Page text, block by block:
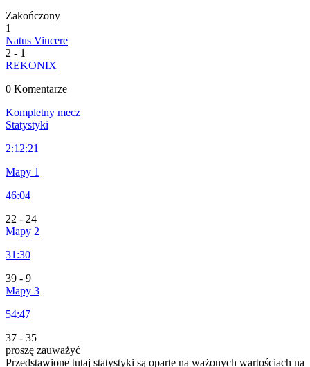
Zakończony
1
Natus Vincere
2 - 1
REKONIX
0 Komentarze
Kompletny mecz
Statystyki
2:12:21
Mapy 1
46:04
22 - 24
Mapy 2
31:30
39 - 9
Mapy 3
54:47
37 - 35
proszę zauważyć
Przedstawione tutaj statystyki są oparte na ważonych wartościach na